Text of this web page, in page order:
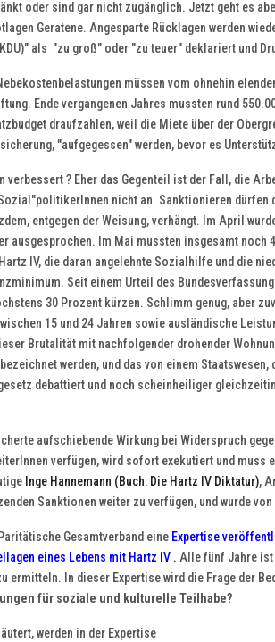
oder sind gar nicht zugänglich. Jetzt geht es
Geratene. Angesparte Rücklagen werden
als "zu groß" oder "zu teuer" deklariert und
müssen vom ohnehin
Ende vergangenen Jahres mussten rund
draufzahlen, weil die Miete über der
"aufgegessen" werden, bevor es
verbessert ? Eher das Gegenteil ist der Fall, die
nicht an. Sanktionieren
entgegen der Weisung, verhängt. Im April
ausgesprochen. Im Mai mussten insgesamt
IV, die daran angelehnte Sozialhilfe und die
Seit einem Urteil des
30 Prozent kürzen. Schlimm genug, aber
15 und 24 Jahren sowie ausländische
Brutalität mit nachfolgender drohender
werden, und das von einem
debattiert und noch scheinheiliger
aufschiebende Wirkung bei Widerspruch
verfügen, wird sofort exekutiert und muss
Inge Hannemann (Buch: Die Hartz IV Diktatur),
Sanktionen weiter zu verfügen, und wurde
Gesamtverband eine Expertise
eines Lebens mit Hartz IV . Alle fünf Jahre ist
ermitteln. In dieser Expertise wird die Frage der
für soziale und kulturelle Teilhabe?
werden in der Expertise